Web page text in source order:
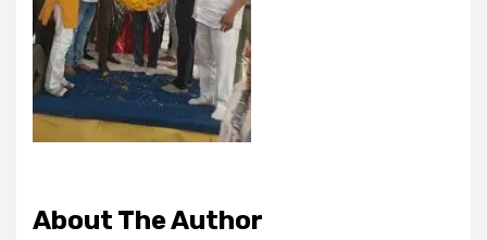
About The Author